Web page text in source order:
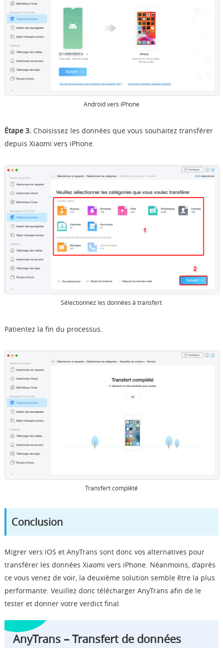
Android vers iPhone
Étape 3. Choisissez les données que vous souhaitez transférer
depuis Xiaomi vers iPhone.
Sélectionnez les données à transfert
Patientez la fin du processus.
Transfert complété
Conclusion
Migrer vers iOS et AnyTrans sont donc vos alternatives pour
transférer les données Xiaomi vers iPhone. Néanmoins, d’après
ce vous venez de voir, la deuxième solution semble être la plus
performante. Veuillez donc télécharger AnyTrans afin de le
tester et donner votre verdict final.
AnyTrans – Transfert de données